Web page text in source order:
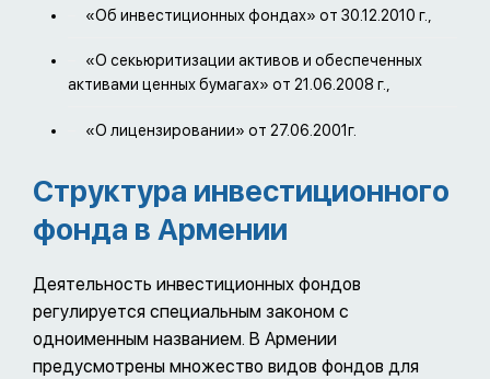
«Об инвестиционных фондах» от 30.12.2010 г.,
«О секьюритизации активов и обеспеченных
активами ценных бумагах» от 21.06.2008 г.,
«О лицензировании» от 27.06.2001г.
Структура инвестиционного
фонда в Армении
Деятельность инвестиционных фондов
регулируется специальным законом с
одноименным названием. В Армении
предусмотрены множество видов фондов для